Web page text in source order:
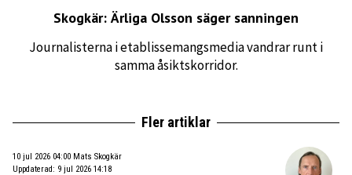
Skogkär: Ärliga Olsson säger sanningen
Journalisterna i etablissemangsmedia vandrar runt i
samma åsiktskorridor.
Fler artiklar
10 jul 2026 04:00 Mats Skogkär
Uppdaterad: 9 jul 2026 14:18